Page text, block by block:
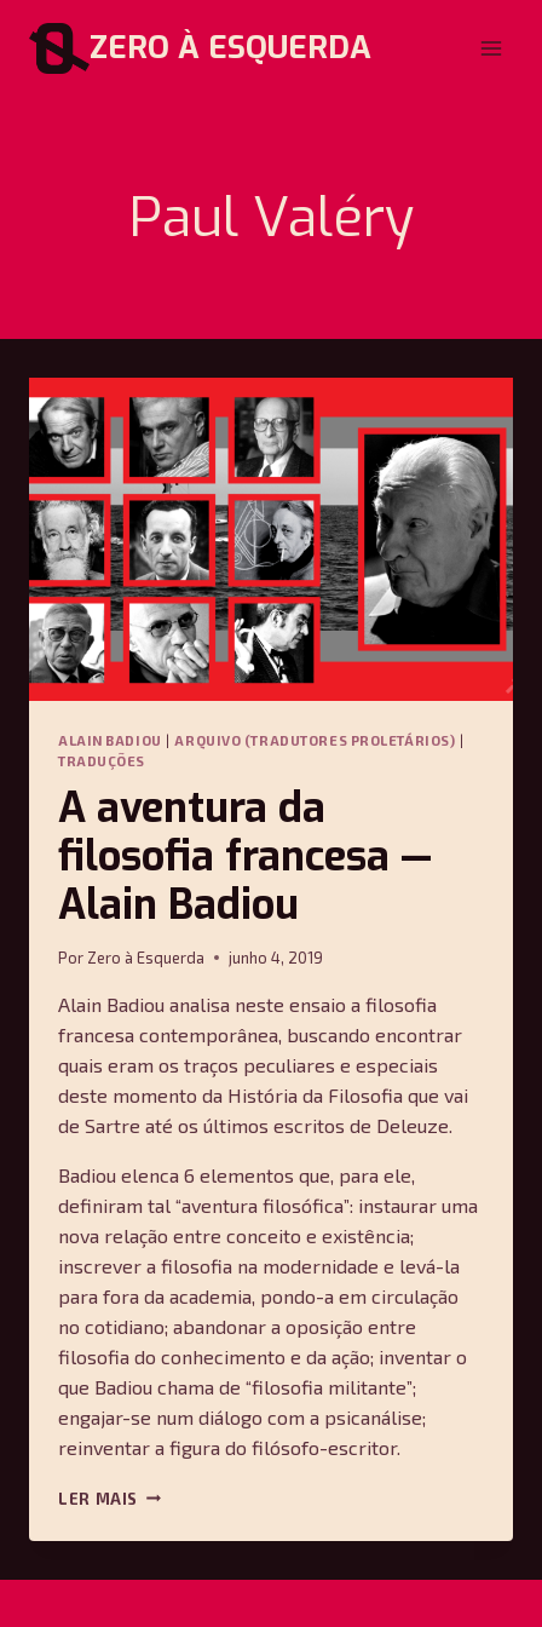
para
ZERO À ESQUERDA
Paul Valéry
ALAIN BADIOU |ARQUIVO (TRADUTORES PROLETÁRIOS) |
TRADUÇÕES
A aventura da
filosofia francesa —
Alain Badiou
Por Zero à Esquerda junho 4, 2019
Alain Badiou analisa neste ensaio a filosofia
francesa contemporânea, buscando encontrar
quais eram os traços peculiares e especiais
deste momento da História da Filosofia que vai
de Sartre até os últimos escritos de Deleuze.
Badiou elenca 6 elementos que, para ele,
definiram tal “aventura filosófica”: instaurar uma
nova relação entre conceito e existência;
inscrever a filosofia na modernidade e levá-la
para fora da academia, pondo-a em circulação
no cotidiano; abandonar a oposição entre
filosofia do conhecimento e da ação; inventar o
que Badiou chama de “filosofia militante”;
engajar-se num diálogo com a psicanálise;
reinventar a figura do filósofo-escritor.
LER MAIS A
DA